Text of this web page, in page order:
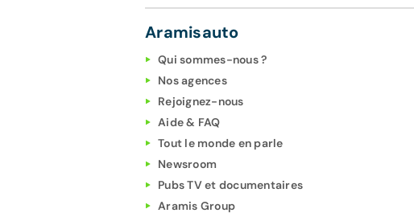
Aramisauto
Qui sommes-nous ?
Nos agences
Rejoignez-nous
Aide & FAQ
Tout le monde en parle
Newsroom
Pubs TV et documentaires
Aramis Group